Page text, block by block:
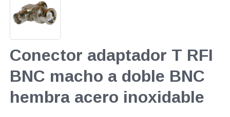
Conector adaptador T RFI
BNC macho a doble BNC
hembra acero inoxidable